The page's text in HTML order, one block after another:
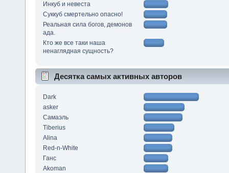
Инкуб и невеста
Суккуб смертельно опасно!
Реальная сила богов, демонов
ада.
Кто же все таки наша
ненаглядная сущность?
Десятка самых активных авторов
Dark
asker
Самаэль
Tiberius
Alina
Red-n-White
Ганс
Akoman